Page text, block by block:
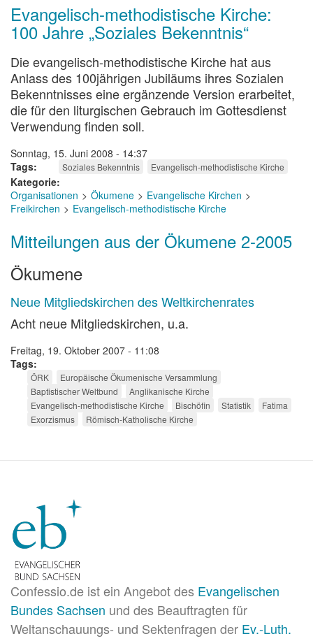
Evangelisch-methodistische Kirche:
100 Jahre „Soziales Bekenntnis“
Die evangelisch-methodistische Kirche hat aus
Anlass des 100jährigen Jubiläums ihres Sozialen
Bekenntnisses eine ergänzende Version erarbeitet,
die für den liturgischen Gebrauch im Gottesdienst
Verwendung finden soll.
Sonntag, 15. Juni 2008 - 14:37
Tags
Soziales Bekenntnis Evangelisch-methodistische Kirche
Kategorie
Organisationen
Ökumene
Evangelische Kirchen
Freikirchen
Evangelisch-methodistische Kirche
Mitteilungen aus der Ökumene 2-2005
Ökumene
Neue Mitgliedskirchen des Weltkirchenrates
Acht neue Mitgliedskirchen, u.a.
Freitag, 19. Oktober 2007 - 11:08
Tags
ÖRK
Europäische Ökumenische Versammlung
Baptistischer Weltbund
Anglikanische Kirche
Evangelisch-methodistische Kirche
Bischöfin Statistik
Fatima
Exorzismus
Römisch-Katholische Kirche
Confessio.de ist ein Angebot des Evangelischen
Bundes Sachsen und des Beauftragten für
Weltanschauungs- und Sektenfragen der Ev.-Luth.